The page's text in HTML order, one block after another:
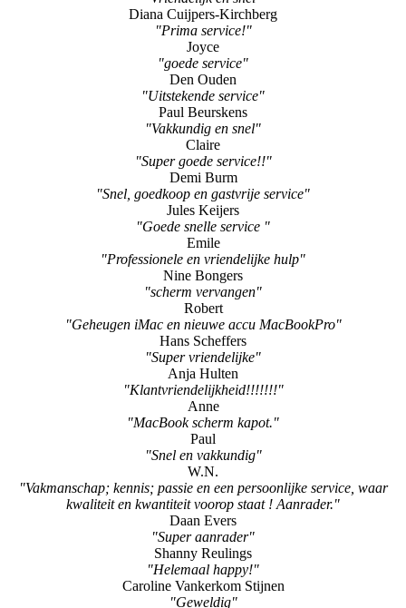
Diana Cuijpers-Kirchberg
"Prima service!"
Joyce
"goede service"
Den Ouden
"Uitstekende service"
Paul Beurskens
"Vakkundig en snel"
Claire
"Super goede service!!"
Demi Burm
"Snel, goedkoop en gastvrije service"
Jules Keijers
"Goede snelle service "
Emile
"Professionele en vriendelijke hulp"
Nine Bongers
"scherm vervangen"
Robert
"Geheugen iMac en nieuwe accu MacBookPro"
Hans Scheffers
"Super vriendelijke"
Anja Hulten
"Klantvriendelijkheid!!!!!!!"
Anne
"MacBook scherm kapot."
Paul
"Snel en vakkundig"
W.N.
"Vakmanschap; kennis; passie en een persoonlijke service, waar
kwaliteit en kwantiteit voorop staat ! Aanrader."
Daan Evers
"Super aanrader"
Shanny Reulings
"Helemaal happy!"
Caroline Vankerkom Stijnen
"Geweldig"